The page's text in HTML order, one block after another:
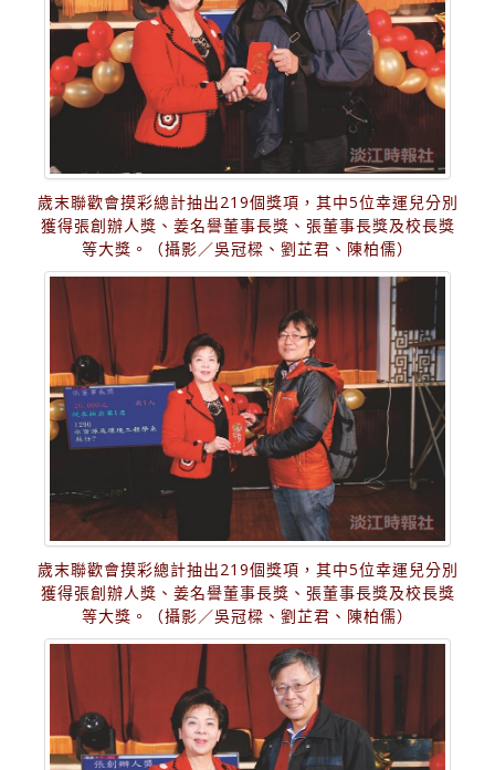
歲末聯歡會摸彩總計抽出219個獎項，其中5位幸運兒分別
獲得張創辦人獎、姜名譽董事長獎、張董事長獎及校長獎
等大獎。（攝影／吳冠樑、劉芷君、陳柏儒）
歲末聯歡會摸彩總計抽出219個獎項，其中5位幸運兒分別
獲得張創辦人獎、姜名譽董事長獎、張董事長獎及校長獎
等大獎。（攝影／吳冠樑、劉芷君、陳柏儒）